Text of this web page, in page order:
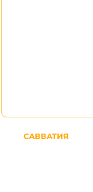
САВВАТИЯ